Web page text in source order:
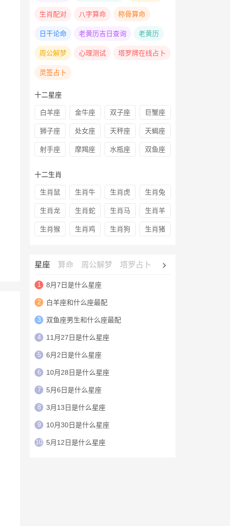
生肖配对 八字算命 称骨算命
日干论命 老黄历吉日查询 老黄历
周公解梦 心理测试 塔罗牌在线占卜
灵签占卜
十二星座
白羊座 金牛座 双子座 巨蟹座
狮子座 处女座 天秤座 天蝎座
射手座 摩羯座 水瓶座 双鱼座
十二生肖
生肖鼠 生肖牛 生肖虎 生肖兔
生肖龙 生肖蛇 生肖马 生肖羊
生肖猴 生肖鸡 生肖狗 生肖猪
星座 算命 周公解梦 塔罗占卜 心理测试
1 8月7日是什么星座
2 白羊座和什么座最配
3 双鱼座男生和什么座最配
4 11月27日是什么星座
5 6月2日是什么星座
6 10月28日是什么星座
7 5月6日是什么星座
8 3月13日是什么星座
9 10月30日是什么星座
10 5月12日是什么星座